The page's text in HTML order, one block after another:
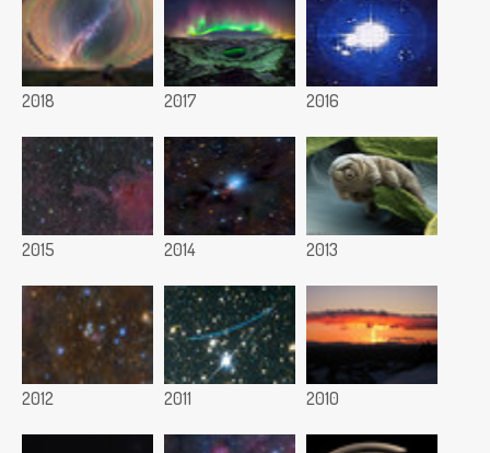
2018 2017 2016
2015 2014 2013
2012 2011 2010